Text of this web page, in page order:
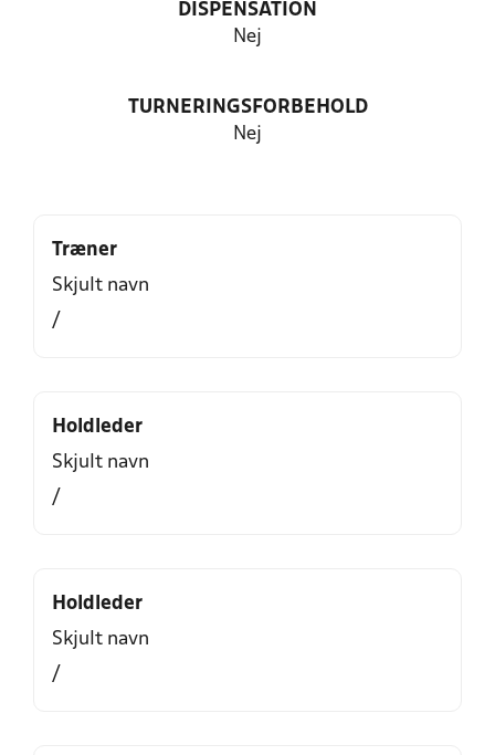
DISPENSATION
Nej
TURNERINGSFORBEHOLD
Nej
Træner
Skjult navn
/
Holdleder
Skjult navn
/
Holdleder
Skjult navn
/